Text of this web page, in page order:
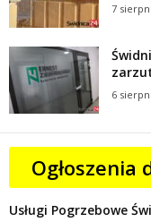
7
6
Ogłoszenia
Usługi Pogrzebowe